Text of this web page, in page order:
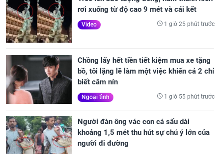
rơi xuống từ độ cao 9 mét và cái kết
Video 1 giờ 25 phút trước
Chồng lấy hết tiền tiết kiệm mua xe tặng
bồ, tôi lặng lẽ làm một việc khiến cả 2 chỉ
biết câm nín
Ngoại tình 1 giờ 55 phút trước
Người đàn ông vác con cá sấu dài
khoảng 1,5 mét thu hút sự chú ý lớn của
người đi đường